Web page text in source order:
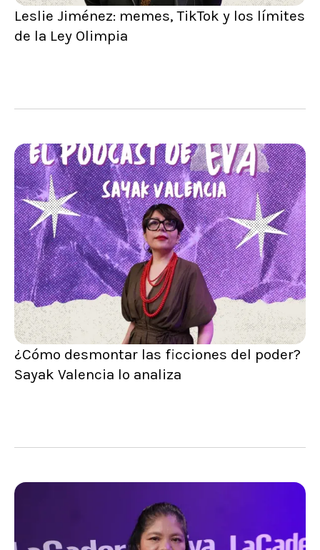
Leslie Jiménez: memes, TikTok y los límites
de la Ley Olimpia
¿Cómo desmontar las ficciones del poder?
Sayak Valencia lo analiza